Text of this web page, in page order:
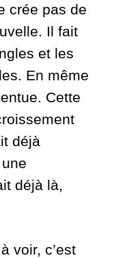
crée pas de
Il fait
et les
En même
Cette
déjà
déjà là,
voir, c’est